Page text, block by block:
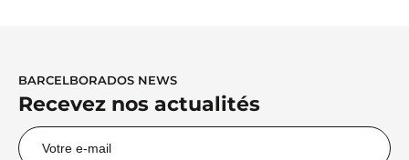
BARCELBORADOS NEWS
Recevez nos actualités